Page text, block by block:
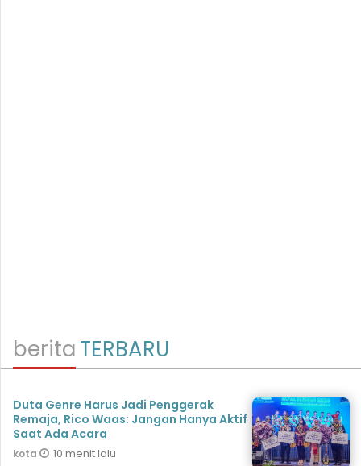
beritaTERBARU
Duta Genre Harus Jadi Penggerak
Remaja, Rico Waas: Jangan Hanya Aktif
Saat Ada Acara
kota 10 menit lalu